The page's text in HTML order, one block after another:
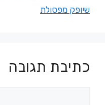
שיופק מפסולת
כתיבת תגובה